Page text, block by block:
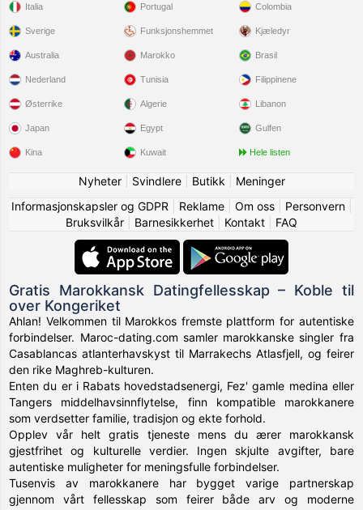
Italia
Sverige
Portugal
Funksjonshemmet
Colombia
Kjæledyr
Australia
Nederland
Østerrike
Japan
Kina
Marokko
Tunisia
Algerie
Egypt
Kuwait
Brasil
Filippinene
Libanon
Gulfen
Hele listen
Nyheter| Svindlere| Butikk
Meninger
Informasjonskapsler og GDPR
Reklame| Om oss| Personvern|
Bruksvilkår
Barnesikkerhet Kontakt FAQ
Gratis Marokkansk Datingfellesskap – Koble til
over Kongeriket
Ahlan! Velkommen til Marokkos fremste plattform for autentiske
forbindelser. Maroc-dating.com samler marokkanske singler fra
Casablancas atlanterhavskyst til Marrakechs Atlasfjell, og feirer
den rike Maghreb-kulturen.
Enten du er i Rabats hovedstadsenergi, Fez' gamle medina eller
Tangers middelhavsinnflytelse, finn kompatible marokkanere
som verdsetter familie, tradisjon og ekte forhold.
Opplev vår helt gratis tjeneste mens du ærer marokkansk
gjestfrihet og kulturelle verdier. Ingen skjulte avgifter, bare
autentiske muligheter for meningsfulle forbindelser.
Tusenvis av marokkanere har bygget varige partnerskap
gjennom vårt fellesskap som feirer både arv og moderne